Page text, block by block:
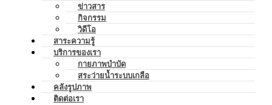
ข่าวสาร
กิจกรรม
วิดีโอ
สาระความรู้
บริการของเรา
กายภาพบำบัด
สระว่ายน้ำระบบเกลือ
คลังรูปภาพ
ติดต่อเรา